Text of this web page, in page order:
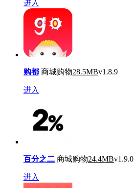
进入
购都 商城购物28.5MBv1.8.9
进入
百分之二 商城购物24.4MBv1.9.0
进入